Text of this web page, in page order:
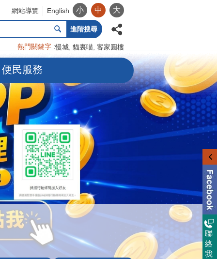
網站導覽 English 小 中 大
進階搜尋
熱門關鍵字 慢城 貓裏喵 客家圓樓
便民服務
聯
絡
我